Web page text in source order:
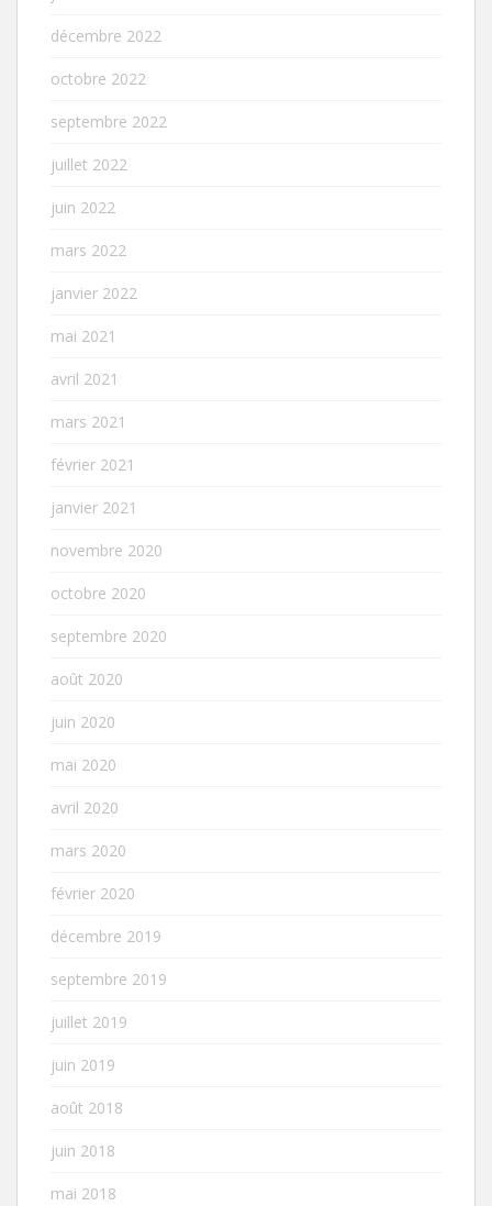
décembre 2022
octobre 2022
septembre 2022
juillet 2022
juin 2022
mars 2022
janvier 2022
mai 2021
avril 2021
mars 2021
février 2021
janvier 2021
novembre 2020
octobre 2020
septembre 2020
août 2020
juin 2020
mai 2020
avril 2020
mars 2020
février 2020
décembre 2019
septembre 2019
juillet 2019
juin 2019
août 2018
juin 2018
mai 2018